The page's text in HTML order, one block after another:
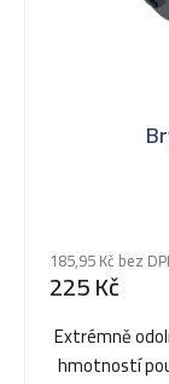
185,95 Kč bez
225 Kč
Extrémně
hmotností